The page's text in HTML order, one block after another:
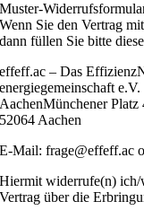
Muster-
Wenn Sie den Vertrag
dann füllen Sie bitte
effeff.ac – Das
energiegemeinschaft e.V.
AachenMünchener Platz
52064 Aachen
E-Mail: frage@effeff.ac
Hiermit widerrufe(n) ich/
Vertrag über die